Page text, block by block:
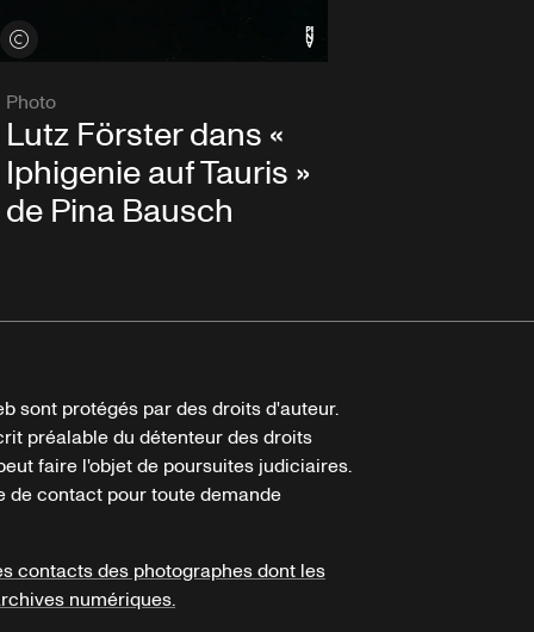
Voir les crédits
Photo
Lutz Förster dans «
Iphigenie auf Tauris »
de Pina Bausch
sont protégés par des droits d'auteur.
préalable du détenteur des droits
faire l'objet de poursuites judiciaires.
de contact pour toute demande
contacts des photographes dont les
numériques.